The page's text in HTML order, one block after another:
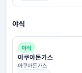
야식
야식
아쿠아돈가스
아쿠아돈가스